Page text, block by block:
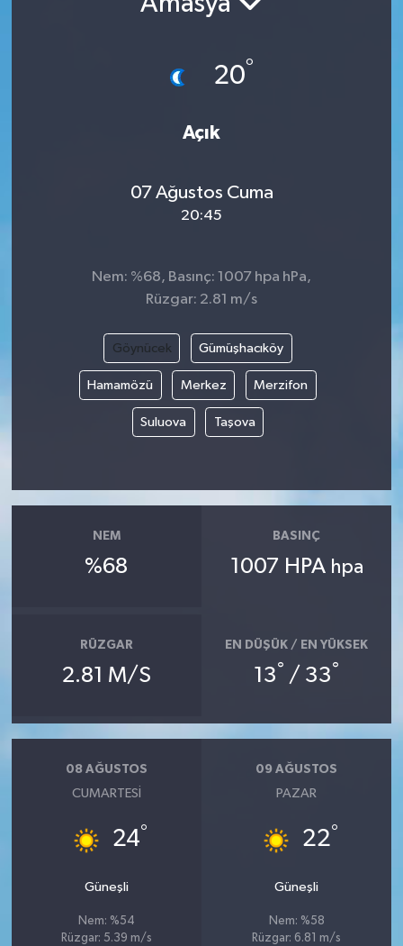
20°
Açık
07 Ağustos Cuma
20:45
Nem: %68, Basınç: 1007 hpa hPa,
Rüzgar: 2.81 m/s
Göynücek Gümüşhacıköy
Hamamözü Merkez Merzifon
Suluova Taşova
NEM
%68
BASINÇ
1007 HPA hpa
RÜZGAR
2.81 M/S
EN DÜŞÜK / EN YÜKSEK
13° / 33°
08 AĞUSTOS
CUMARTESI
24°
Güneşli
Nem: %54
Rüzgar: 5.39 m/s
09 AĞUSTOS
PAZAR
22°
Güneşli
Nem: %58
Rüzgar: 6.81 m/s